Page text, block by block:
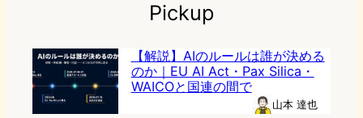
Pickup
【解説】AIのルールは誰が決める
のか｜EU AI Act・Pax Silica・
WAICOと国連の間で
山本 達也